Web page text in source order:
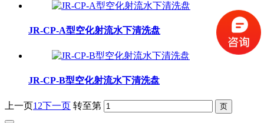
JR-CP-A型空化射流水下清洗盘
JR-CP-B型空化射流水下清洗盘
上一页1 2下一页 转至第